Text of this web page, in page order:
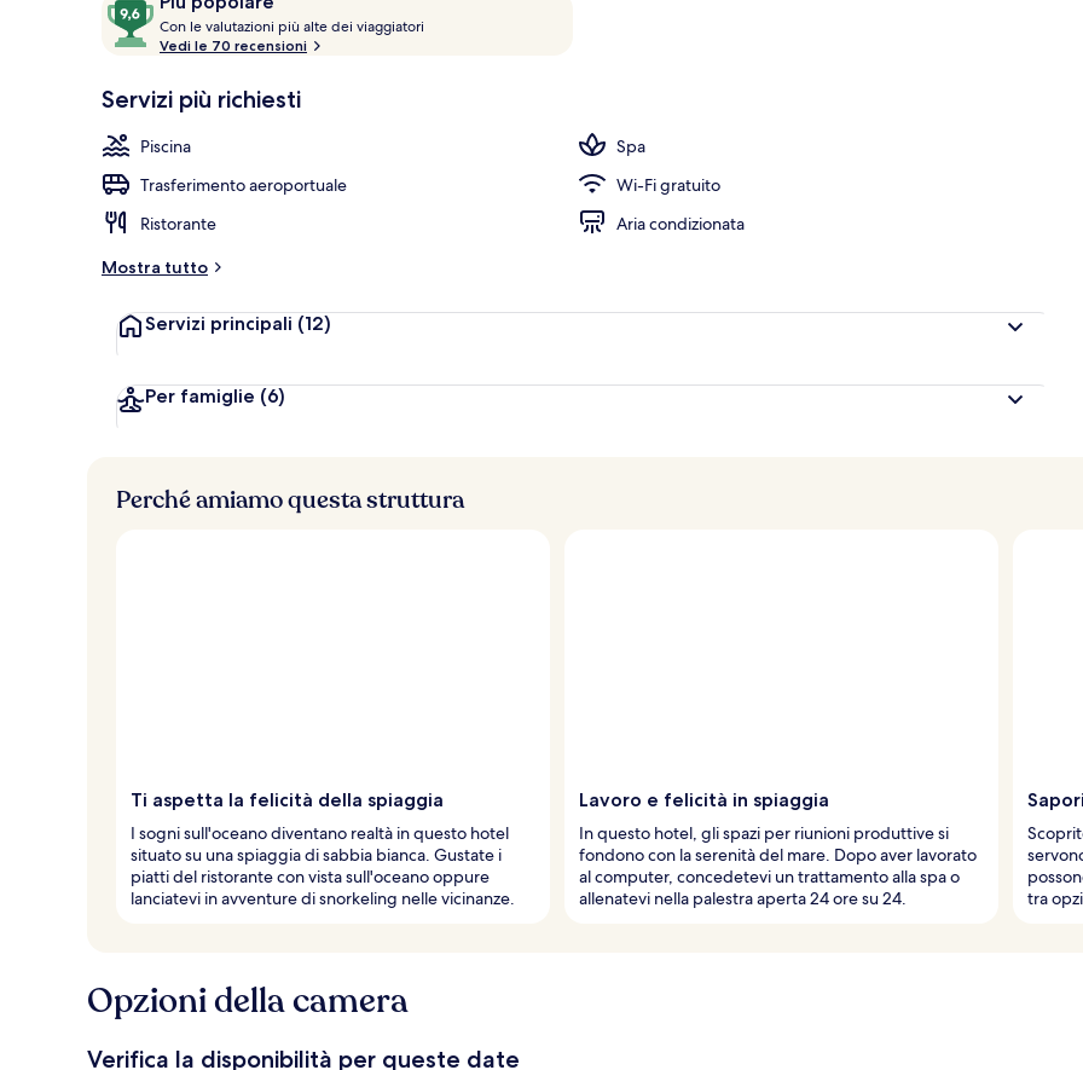
su
10,
popolare
Con le valutazioni più alte dei viaggiatori
z
g
i
a
t
o
Vedi le 70 recensioni
Servizi più richiesti
Piscina
Spa
Trasferimento aeroportuale
Wi-Fi gratuito
Ristorante
Aria condizionata
Mostra tutto
Servizi principali (12)
Per famiglie (6)
Perché amiamo questa struttura
Ti aspetta la felicità della spiaggia
I sogni sull'oceano diventano realtà in questo hotel
situato su una spiaggia di sabbia bianca. Gustate i
piatti del ristorante con vista sull'oceano oppure
lanciatevi in avventure di snorkeling nelle vicinanze.
Lavoro e felicità in spiaggia
In questo hotel, gli spazi per riunioni produttive si
fondono con la serenità del mare. Dopo aver lavorato
al computer, concedetevi un trattamento alla spa o
allenatevi nella palestra aperta 24 ore su 24.
tra
Opzioni della camera
Verifica la disponibilità per queste date